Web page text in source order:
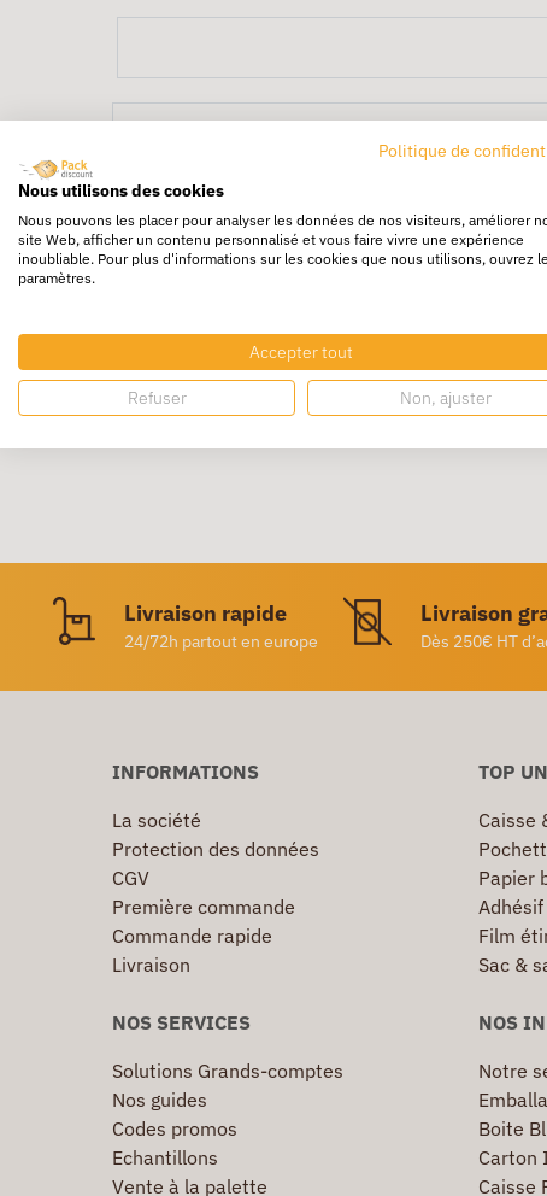
LeStylo roller V – Balla unebille
Lagrip de caoutchouc est lissepour un
fourniturea unclip et une pointe en métal
Livraison rapide
24/72h partout en europe
Livraison
Dès 250€ HT
INFORMATIONS
La société
Protection des données
CGV
Première commande
Commande rapide
Livraison
TOP
Caisse
Papier
Film
Sac &
NOS SERVICES
Solutions Grands-comptes
Nos guides
Codes promos
Echantillons
Vente à la palette
NOS
Notre
Boite
Carton
Caisse
Politique de
Nous utilisons des cookies
Nous pouvons les placer pour analyser les données de nos visiteurs, améliorer
site Web, afficher un contenu personnalisé et vous faire vivre une expérience
inoubliable. Pour plus d'informations sur les cookies que nous utilisons, ouvrez
paramètres.
Accepter tout
Refuser Non, ajuster